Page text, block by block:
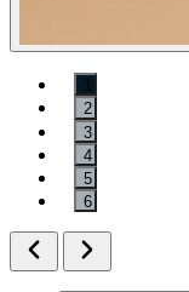
1
2
3
4
5
6